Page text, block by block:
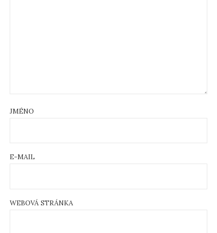
JMÉNO
E-MAIL
WEBOVÁ STRÁNKA